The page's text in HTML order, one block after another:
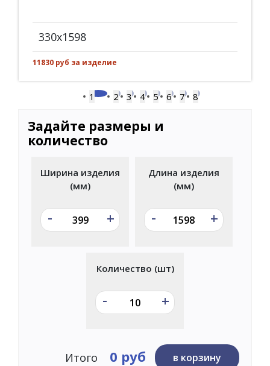
330x1598
11830 руб за изделие
1 2 3 4 5 6 7 8
Задайте размеры и
количество
Ширина изделия
(мм)
- +
Длина изделия
(мм)
- +
Количество (шт)
- +
Итого 0 руб в корзину